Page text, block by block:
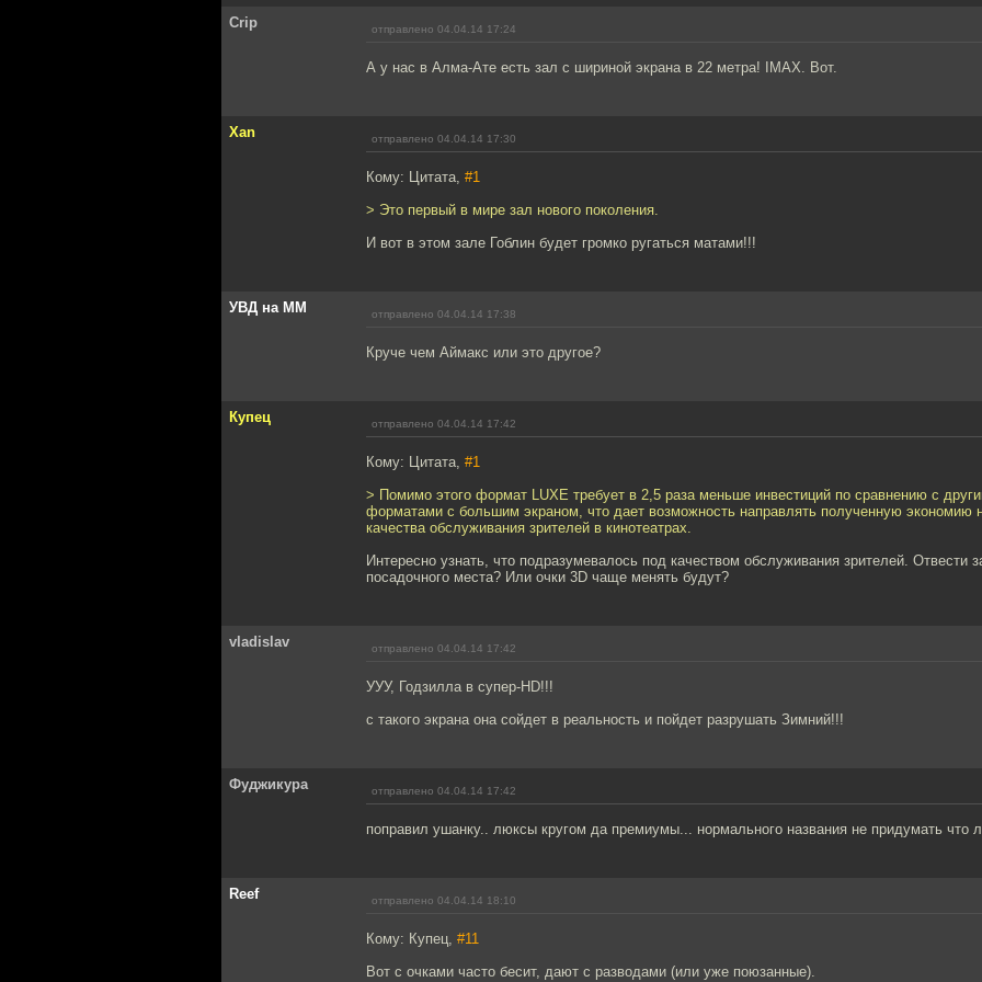
Crip отправлено 04.04.14 17:24
А у нас в Алма-Ате есть зал с шириной экрана в 22 метра! IMAX. Вот.
Xan отправлено 04.04.14 17:30
Кому: Цитата, #1
> Это первый в мире зал нового поколения.
И вот в этом зале Гоблин будет громко ругаться матами!!!
УВД на ММ отправлено 04.04.14 17:38
Круче чем Аймакс или это другое?
Купец отправлено 04.04.14 17:42
Кому: Цитата, #1
> Помимо этого формат LUXE требует в 2,5 раза меньше инвестиций по сравнению с
форматами с большим экраном, что дает возможность направлять полученную экономию
качества обслуживания зрителей в кинотеатрах.
Интересно узнать, что подразумевалось под качеством обслуживания зрителей. Отвести
посадочного места? Или очки 3D чаще менять будут?
vladislav отправлено 04.04.14 17:42
УУУ, Годзилла в супер-HD!!!
с такого экрана она сойдет в реальность и пойдет разрушать Зимний!!!
Фуджикура отправлено 04.04.14 17:42
поправил ушанку.. люксы кругом да премиумы... нормального названия не придумать что
Reef отправлено 04.04.14 18:10
Кому: Купец, #11
Вот с очками часто бесит, дают с разводами (или уже поюзанные).